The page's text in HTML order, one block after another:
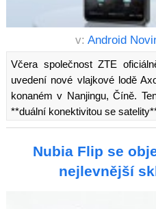
v: Android
Včera společnost ZTE
uvedení nové vlajkové lodě
konaném v Nanjingu, Číně.
**duální konektivitou se
Nubia Flip se
nejlevnější